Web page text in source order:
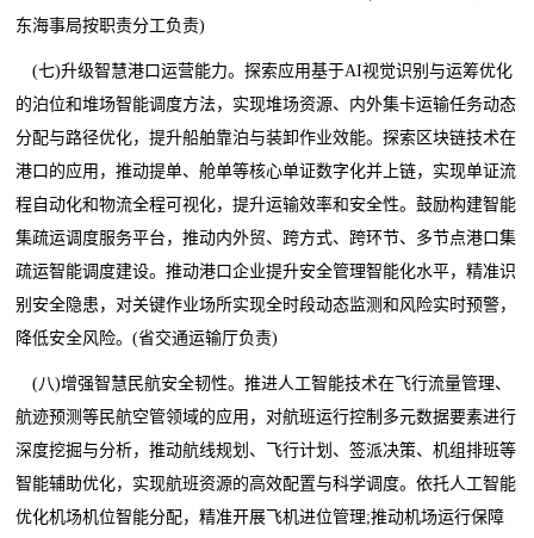
东海事局按职责分工负责)
(七)升级智慧港口运营能力。探索应用基于AI视觉识别与运筹优化
的泊位和堆场智能调度方法，实现堆场资源、内外集卡运输任务动态
分配与路径优化，提升船舶靠泊与装卸作业效能。探索区块链技术在
港口的应用，推动提单、舱单等核心单证数字化并上链，实现单证流
程自动化和物流全程可视化，提升运输效率和安全性。鼓励构建智能
集疏运调度服务平台，推动内外贸、跨方式、跨环节、多节点港口集
疏运智能调度建设。推动港口企业提升安全管理智能化水平，精准识
别安全隐患，对关键作业场所实现全时段动态监测和风险实时预警，
降低安全风险。(省交通运输厅负责)
(八)增强智慧民航安全韧性。推进人工智能技术在飞行流量管理、
航迹预测等民航空管领域的应用，对航班运行控制多元数据要素进行
深度挖掘与分析，推动航线规划、飞行计划、签派决策、机组排班等
智能辅助优化，实现航班资源的高效配置与科学调度。依托人工智能
优化机场机位智能分配，精准开展飞机进位管理;推动机场运行保障